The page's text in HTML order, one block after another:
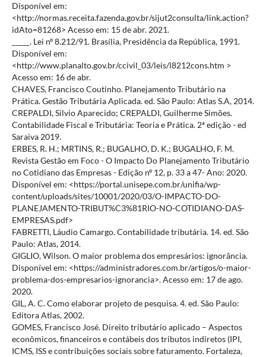
Disponível em:
<http://normas.receita.fazenda.gov.br/sijut2consulta/link.action?
idAto=81268> Acesso em: 15 de abr. 2021.
_____. Lei nº 8.212/91. Brasília, Presidência da República, 1991.
Disponível em:
<http://www.planalto.gov.br/ccivil_03/leis/l8212cons.htm >
Acesso em: 16 de abr.
CHAVES, Francisco Coutinho. Planejamento Tributário na
Prática. Gestão Tributária Aplicada. ed. São Paulo: Atlas S.A, 2014.
CREPALDI, Silvio Aparecido; CREPALDI, Guilherme Simões.
Contabilidade Fiscal e Tributária: Teoria e Prática. 2ª edição - ed
Saraiva 2019.
ERBES, R. H.; MRTINS, R.; BUGALHO, D. K.; BUGALHO, F. M.
Revista Gestão em Foco - O Impacto Do Planejamento Tributário
no Cotidiano das Empresas - Edição nº 12, p. 33 a 47- Ano: 2020.
Disponível em: <https://portal.unisepe.com.br/unifia/wp-
content/uploads/sites/10001/2020/03/O-IMPACTO-DO-
PLANEJAMENTO-TRIBUT%C3%81RIO-NO-COTIDIANO-DAS-
EMPRESAS.pdf>
FABRETTI, Láudio Camargo. Contabilidade tributária. 14. ed. São
Paulo: Atlas, 2014.
GIGLIO, Wilson. O maior problema dos empresários: ignorância.
Disponível em: <https://administradores.com.br/artigos/o-maior-
problema-dos-empresarios-ignorancia>. Acesso em: 17 de ago.
2020.
GIL, A. C. Como elaborar projeto de pesquisa. 4. ed. São Paulo:
Editora Atlas, 2002.
GOMES, Francisco José. Direito tributário aplicado – Aspectos
econômicos, financeiros e contábeis dos tributos indiretos (IPI,
ICMS, ISS e contribuições sociais sobre faturamento. Fortaleza,